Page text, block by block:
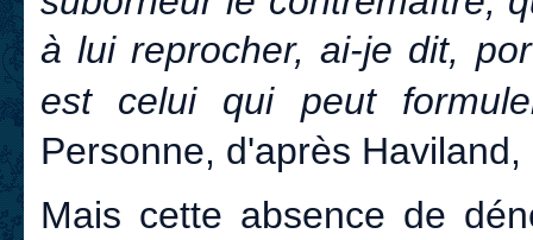
à lui reprocher, ai-je dit,
est celui qui peut
Personne, d'après
Mais cette absence de